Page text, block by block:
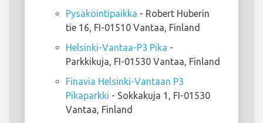
Pysäköintipaikka - Robert Huberin
tie 16, FI-01510 Vantaa, Finland
Helsinki-Vantaa-P3 Pika -
Parkkikuja, FI-01530 Vantaa, Finland
Finavia Helsinki-Vantaan P3
Pikaparkki - Sokkakuja 1, FI-01530
Vantaa, Finland